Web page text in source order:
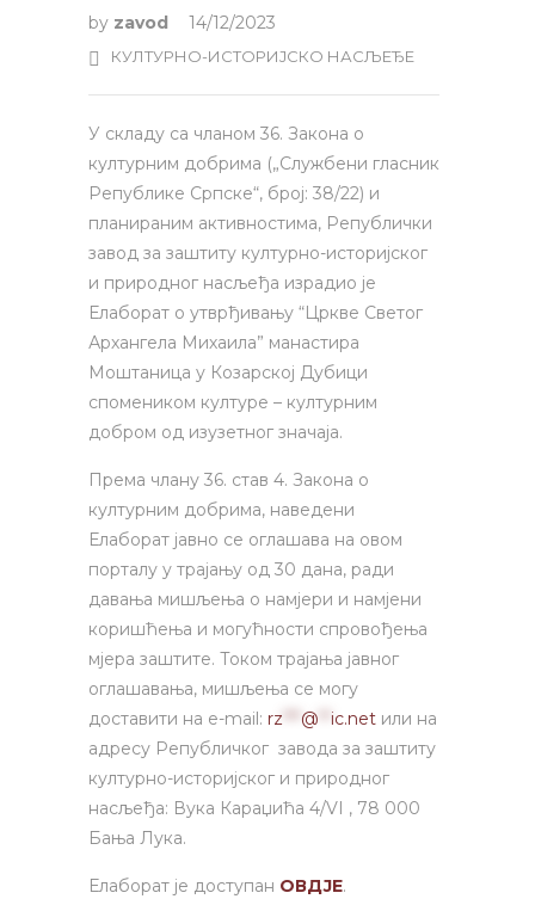
by zavod 14/12/2023
КУЛТУРНО-ИСТОРИЈСКО НАСЉЕЂЕ
У складу са чланом 36. Закона о
културним добрима („Службени гласник
Републике Српске“, број: 38/22) и
планираним активностима, Републички
завод за заштиту културно-историјског
и природног насљеђа израдио је
Елаборат о утврђивању “Цркве Светог
Архангела Михаила” манастира
Моштаница у Козарској Дубици
спомеником културе – културним
добром од изузетног значаја.
Према члану 36. став 4. Закона о
културним добрима, наведени
Елаборат јавно се оглашава на овом
порталу у трајању од 30 дана, ради
давања мишљења о намјери и намјени
коришћења и могућности спровођења
мјера заштите. Током трајања јавног
оглашавања, мишљења се могу
доставити на e-mail: rz *** @ ic.net или на
адресу Републичког завода за заштиту
културно-историјског и природног
насљеђа: Вука Караџића 4/VI , 78 000
Бања Лука.
Елаборат је доступан ОВДЈЕ.